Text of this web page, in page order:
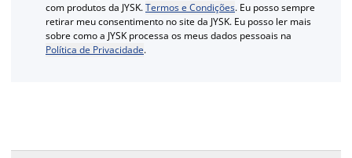
com produtos da JYSK.Termos e Condições. Eu posso sempre
retirar meu consentimento no site da JYSK. Eu posso ler mais
sobre como a JYSK processa os meus dados pessoais na
Política de Privacidade.